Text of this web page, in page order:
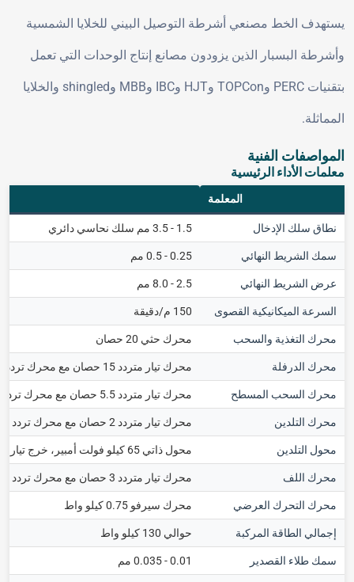
يستهدف الخط مصنعي أشرطة التوصيل البيني للخلايا الشمسية
وأشرطة البسبار الذين يزودون مصانع إنتاج الوحدات التي تعمل
بتقنيات PERC وTOPCon وHJT وIBC وMBB وshingled والخلايا
المماثلة.
المواصفات الفنية
معلمات الأداء الرئيسية
المعلمة
نطاق سلك الإدخال 1.5 - 3.5 مم سلك نحاسي دائري
سمك الشريط النهائي 0.25 - 0.5 مم
عرض الشريط النهائي 2.5 - 8.0 مم
السرعة الميكانيكية القصوى 150 م/دقيقة
محرك التغذية والسحب محرك حثي 20 حصان
محرك الدرفلة محرك تيار متردد 15 حصان مع محرك تردد من نوع الشد
محرك السحب المسطح محرك تيار متردد 5.5 حصان مع محرك تردد من نوع الشد
محرك التلدين محرك تيار متردد 2 حصان مع محرك تردد من نوع الشد
محول التلدين محول ذاتي 65 كيلو فولت أمبير، خرج تيار مستمر مقوم كامل الموجة
محرك اللف محرك تيار متردد 3 حصان مع محرك تردد من نوع الشد
محرك التحرك العرضي محرك سيرفو 0.75 كيلو واط
إجمالي الطاقة المركبة حوالي 130 كيلو واط
سمك طلاء القصدير 0.01 - 0.035 مم